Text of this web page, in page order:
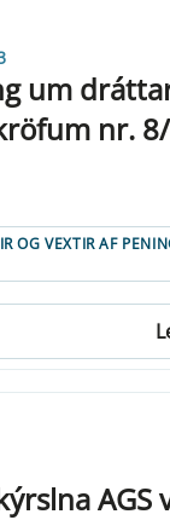
um
nr.
OG VEXTIR AF
AGS